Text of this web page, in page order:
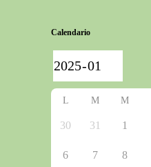
Calendario
L M M
30 31 1
6 7 8